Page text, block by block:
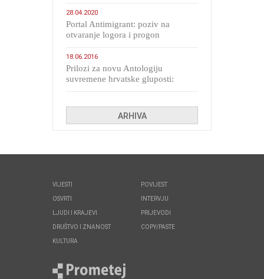
28.04.2020
Portal Antimigrant: poziv na
otvaranje logora i progon
18.06.2016
Prilozi za novu Antologiju
suvremene hrvatske gluposti:
ARHIVA
VIJESTI
OSVRTI
LJUDI I KRAJEVI
DRUŠTVO I ZNANOST
KULTURA
POVIJEST
INTERVJU
PRIJEVODI
COPY/PASTE